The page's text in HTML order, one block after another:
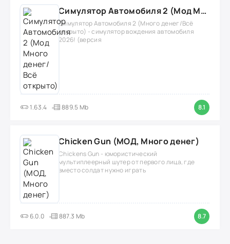
Симулятор Автомобиля 2 (Мод Много денег/Всё открыто)
Симулятор Автомобиля 2 (Много денег/Всё
открыто) - симулятор вождения автомобиля
2026! (версия
1.63.4 889.5 Mb 8.1
Chicken Gun (МОД, Много денег)
Chickens Gun - юмористический
мультиплеерный шутер от первого лица, где
вместо солдат нужно играть
6.0.0 887.3 Mb 8.7